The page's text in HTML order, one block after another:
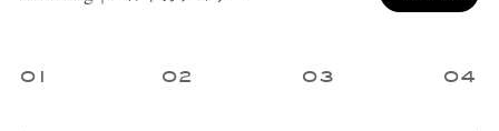
1 2 3 4